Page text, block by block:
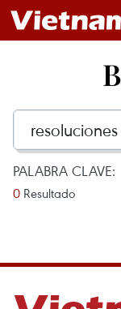
PALABRA CLAVE:
0 Resultado